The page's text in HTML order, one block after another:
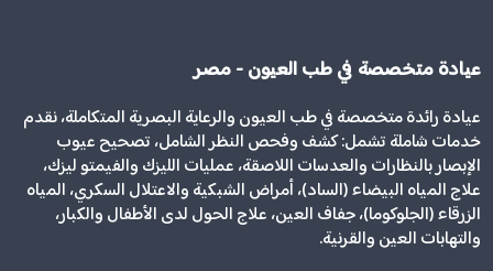
عيادة متخصصة في طب العيون - مصر
عيادة رائدة متخصصة في طب العيون والرعاية البصرية المتكاملة، نقدم
خدمات شاملة تشمل: كشف وفحص النظر الشامل، تصحيح عيوب
الإبصار بالنظارات والعدسات اللاصقة، عمليات الليزك والفيمتو ليزك،
علاج المياه البيضاء (الساد)، أمراض الشبكية والاعتلال السكري، المياه
الزرقاء (الجلوكوما)، جفاف العين، علاج الحول لدى الأطفال والكبار،
والتهابات العين والقرنية.